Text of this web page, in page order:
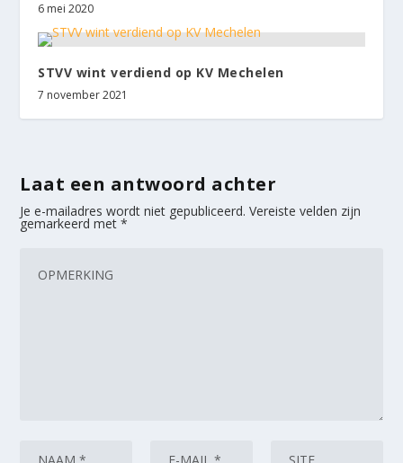
6 mei 2020
STVV wint verdiend op KV Mechelen
7 november 2021
Laat een antwoord achter
Je e-mailadres wordt niet gepubliceerd. Vereiste velden zijn
gemarkeerd met*